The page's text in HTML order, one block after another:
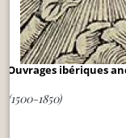
Ouvrages ibériques
(1500-1850)